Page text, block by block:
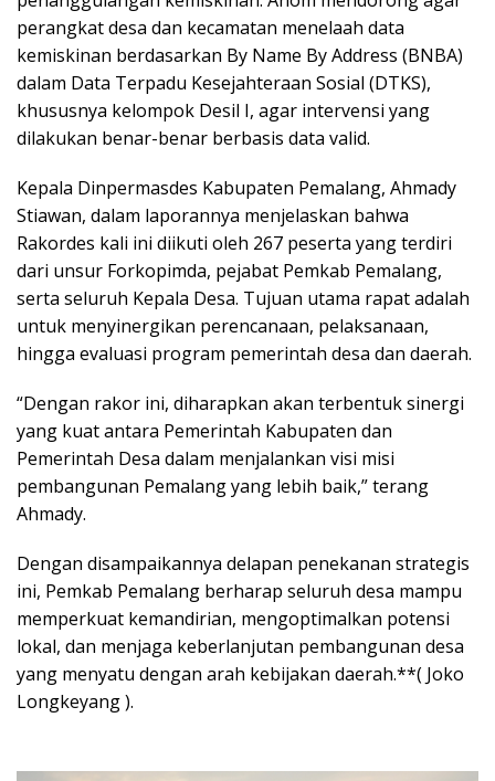
perangkat desa dan kecamatan menelaah data
kemiskinan berdasarkan By Name By Address (BNBA)
dalam Data Terpadu Kesejahteraan Sosial (DTKS),
khususnya kelompok Desil I, agar intervensi yang
dilakukan benar-benar berbasis data valid.
Kepala Dinpermasdes Kabupaten Pemalang, Ahmady
Stiawan, dalam laporannya menjelaskan bahwa
Rakordes kali ini diikuti oleh 267 peserta yang terdiri
dari unsur Forkopimda, pejabat Pemkab Pemalang,
serta seluruh Kepala Desa. Tujuan utama rapat adalah
untuk menyinergikan perencanaan, pelaksanaan,
hingga evaluasi program pemerintah desa dan daerah.
“Dengan rakor ini, diharapkan akan terbentuk sinergi
yang kuat antara Pemerintah Kabupaten dan
Pemerintah Desa dalam menjalankan visi misi
pembangunan Pemalang yang lebih baik,” terang
Ahmady.
Dengan disampaikannya delapan penekanan strategis
ini, Pemkab Pemalang berharap seluruh desa mampu
memperkuat kemandirian, mengoptimalkan potensi
lokal, dan menjaga keberlanjutan pembangunan desa
yang menyatu dengan arah kebijakan daerah.**( Joko
Longkeyang ).